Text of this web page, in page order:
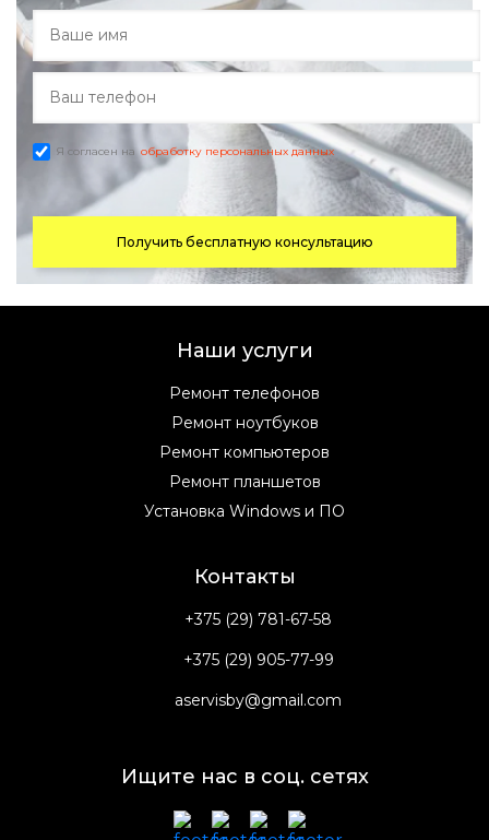
Я согласен на обработку персональных данных
Получить бесплатную консультацию
Наши услуги
Ремонт телефонов
Ремонт ноутбуков
Ремонт компьютеров
Ремонт планшетов
Установка Windows и ПО
Контакты
+375 (29) 781-67-58
+375 (29) 905-77-99
aservisby@gmail.com
Ищите нас в соц. сетях